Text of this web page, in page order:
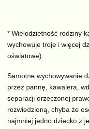
* Wielodzietność rodziny
wychowuje troje i więcej
oświatowe).
Samotne wychowywanie
przez pannę, kawalera,
separacji orzeczonej
rozwiedzioną, chyba że
najmniej jedno dziecko z